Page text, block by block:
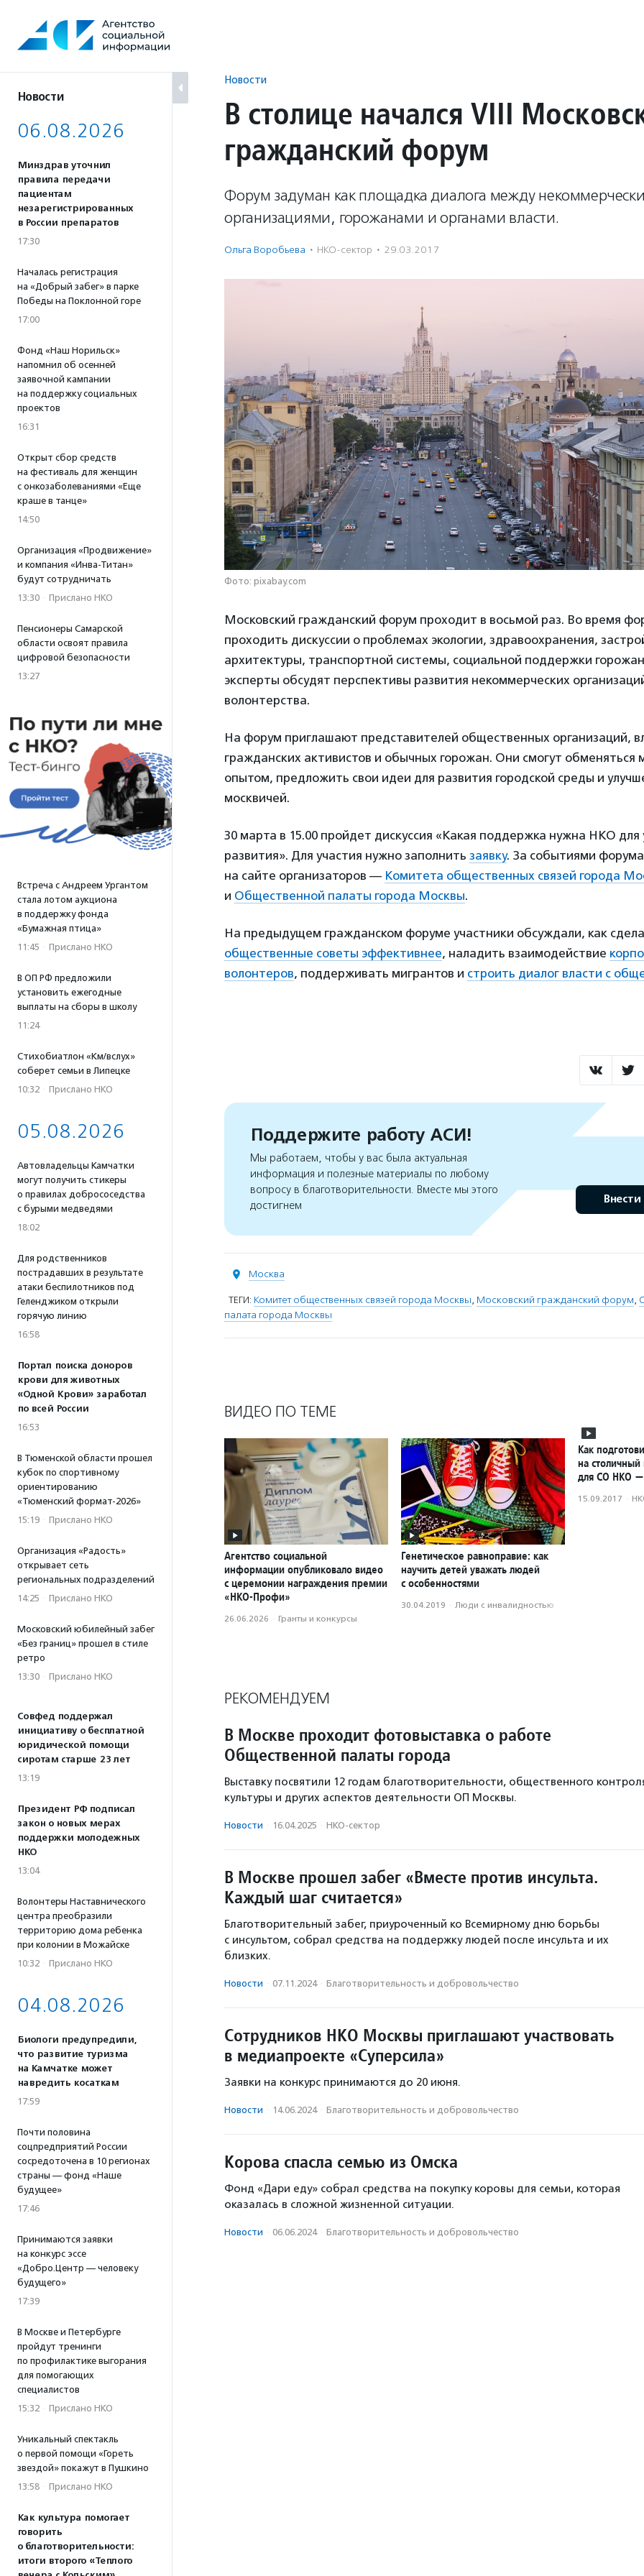
содержанию
Новости
06.08.2026
Минздрав уточнил
правила передачи
пациентам
незарегистрированных
в России препаратов
17:30
Началась регистрация
на «Добрый забег» в парке
Победы на Поклонной горе
17:00
Фонд «Наш Норильск»
напомнил об осенней
заявочной кампании
на поддержку социальных
проектов
16:31
Открыт сбор средств
на фестиваль для женщин
с онкозаболеваниями «Еще
краше в танце»
14:50
Организация «Продвижение»
и компания «Инва-Титан»
будут сотрудничать
13:30 · Прислано НКО
Пенсионеры Самарской
области освоят правила
цифровой безопасности
13:27
Встреча с Андреем Ургантом
стала лотом аукциона
в поддержку фонда
«Бумажная птица»
11:45 · Прислано НКО
В ОП РФ предложили
установить ежегодные
выплаты на сборы в школу
11:24
Стихобиатлон «Км/вслух»
соберет семьи в Липецке
10:32 · Прислано НКО
05.08.2026
Автовладельцы Камчатки
могут получить стикеры
о правилах добрососедства
с бурыми медведями
18:02
Для родственников
пострадавших в результате
атаки беспилотников под
Геленджиком открыли
горячую линию
16:58
Портал поиска доноров
крови для животных
«Одной Крови» заработал
по всей России
16:53
В Тюменской области прошел
кубок по спортивному
ориентированию
«Тюменский формат-2026»
15:19 · Прислано НКО
Организация «Радость»
открывает сеть
региональных подразделений
14:25 · Прислано НКО
Московский юбилейный забег
«Без границ» прошел в стиле
ретро
13:30 · Прислано НКО
Совфед поддержал
инициативу о бесплатной
юридической помощи
сиротам старше 23 лет
13:19
Президент РФ подписал
закон о новых мерах
поддержки молодежных
НКО
13:04
Волонтеры Наставнического
центра преобразили
территорию дома ребенка
при колонии в Можайске
10:32 · Прислано НКО
04.08.2026
Биологи предупредили,
что развитие туризма
на Камчатке может
навредить косаткам
17:59
Почти половина
соцпредприятий России
сосредоточена в 10 регионах
страны — фонд «Наше
будущее»
17:46
Принимаются заявки
на конкурс эссе
«Добро.Центр — человеку
будущего»
17:39
В Москве и Петербурге
пройдут тренинги
по профилактике выгорания
для помогающих
специалистов
15:32 · Прислано НКО
Уникальный спектакль
о первой помощи «Гореть
звездой» покажут в Пушкино
13:58 · Прислано НКО
Как культура помогает
говорить
о благотворительности:
итоги второго «Теплого
Новости
В столице начался VIII
гражданский форум
Форум задуман как площадка диалога между
организациями, горожанами и органами власти.
Ольга Воробьева · НКО-сектор · 29.03.2017
Фото: pixabay.com
Московский гражданский форум проходит в восьмой раз. Во время
проходить дискуссии о проблемах экологии, здравоохранения,
архитектуры, транспортной системы, социальной поддержки
эксперты обсудят перспективы развития некоммерческих
волонтерства.
На форум приглашают представителей общественных организаций,
гражданских активистов и обычных горожан. Они смогут обменяться
опытом, предложить свои идеи для развития городской среды и
москвичей.
30 марта в 15.00 пройдет дискуссия «Какая поддержка нужна НКО для
развития». Для участия нужно заполнить заявку. За событиями
на сайте организаторов — Комитета общественных связей города
и Общественной палаты города Москвы.
На предыдущем гражданском форуме участники обсуждали, как
общественные советы эффективнее, наладить взаимодействие
волонтеров, поддерживать мигрантов и строить диалог власти с
Поддержите работу АСИ!
Мы работаем, чтобы у вас была актуальная
информация и полезные материалы по любому
вопросу в благотворительности. Вместе мы этого
достигнем
Внести
Москва
ТЕГИ: Комитет общественных связей города Москвы, Московский гражданский форум,
палата города Москвы
ВИДЕО ПО ТЕМЕ
Агентство социальной
информации опубликовало видео
с церемонии награждения премии
«НКО-Профи»
26.06.2026 · Гранты и конкурсы
Генетическое равноправие: как
научить детей уважать людей
с особенностями
30.04.2019 · Люди с инвалидностью
Как
на столичный
для СО НКО —
15.09.2017 ·
РЕКОМЕНДУЕМ
В Москве проходит фотовыставка о работе
Общественной палаты города
Выставку посвятили 12 годам благотворительности, общественного
культуры и других аспектов деятельности ОП Москвы.
Новости · 16.04.2025 · НКО-сектор
В Москве прошел забег «Вместе против инсульта.
Каждый шаг считается»
Благотворительный забег, приуроченный ко Всемирному дню борьбы
с инсультом, собрал средства на поддержку людей после инсульта и их
близких.
Новости · 07.11.2024 · Благотвори­тель­ность и доброволь­чест­во
Сотрудников НКО Москвы приглашают участвовать
в медиапроекте «Суперсила»
Заявки на конкурс принимаются до 20 июня.
Новости · 14.06.2024 · Благотвори­тель­ность и доброволь­чест­во
Корова спасла семью из Омска
Фонд «Дари еду» собрал средства на покупку коровы для семьи, которая
оказалась в сложной жизненной ситуации.
Новости · 06.06.2024 · Благотвори­тель­ность и доброволь­чест­во